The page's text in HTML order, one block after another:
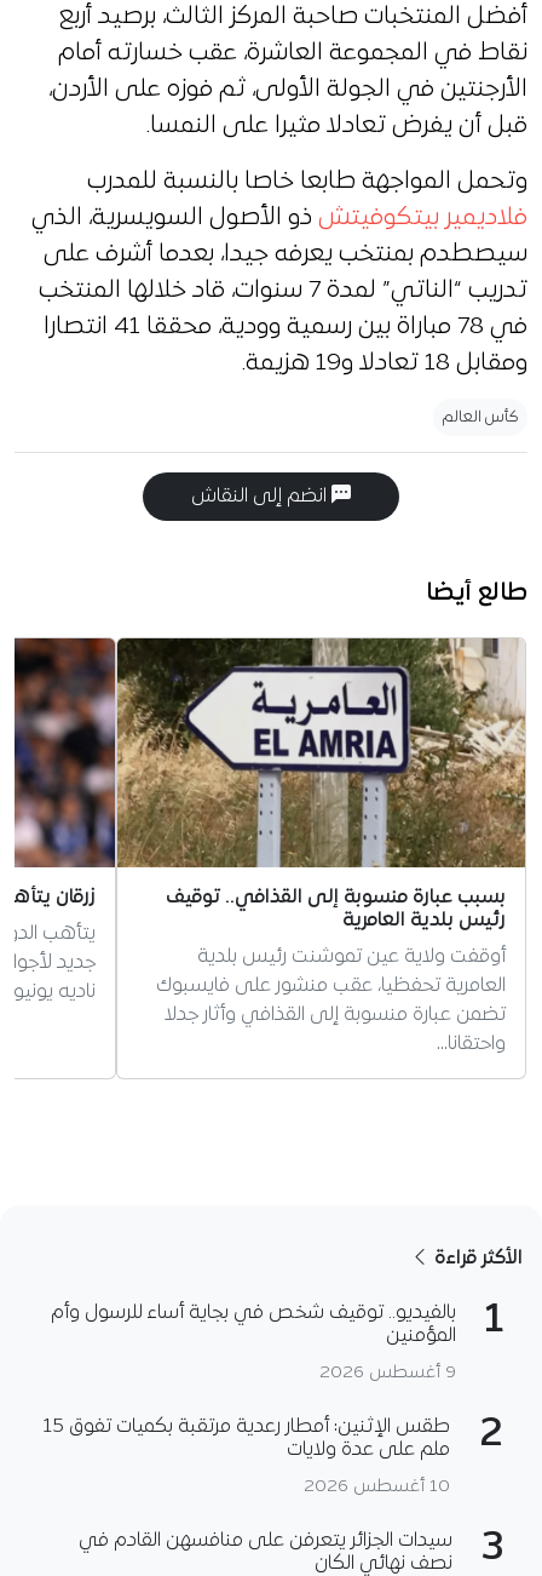
أفضل المنتخبات صاحبة المركز الثالث، برصيد أربع
نقاط في المجموعة العاشرة، عقب خسارته أمام
الأرجنتين في الجولة الأولى، ثم فوزه على الأردن،
قبل أن يفرض تعادلا مثيرا على النمسا.
وتحمل المواجهة طابعا خاصا بالنسبة للمدرب
فلاديمير بيتكوفيتش ذو الأصول السويسرية، الذي
سيصطدم بمنتخب يعرفه جيدا، بعدما أشرف على
تدريب “الناتي” لمدة 7 سنوات، قاد خلالها المنتخب
في 78 مباراة بين رسمية وودية، محققا 41 انتصارا
ومقابل 18 تعادلا و19 هزيمة.
كأس العالم
انضم إلى النقاش
طالع أيضا
بسبب عبارة منسوبة إلى القذافي.. توقيف
رئيس بلدية العامرية
أوقفت ولاية عين تموشنت رئيس بلدية
العامرية تحفظيا، عقب منشور على فايسبوك
تضمن عبارة منسوبة إلى القذافي وأثار جدلا
واحتقانا…
زرقان
يتأهب
جديد
ناديه
الأكثر قراءة
1
بالفيديو.. توقيف شخص في بجاية أساء للرسول وأم
المؤمنين
9 أغسطس 2026
2
طقس الإثنين: أمطار رعدية مرتقبة بكميات تفوق 15
ملم على عدة ولايات
10 أغسطس 2026
3
سيدات الجزائر يتعرفن على منافسهن القادم في
نصف نهائي الكان